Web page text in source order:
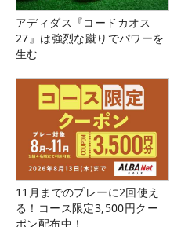
アディダス『コードカオス
27』は強烈な蹴りでパワーを
生む
11月までのプレーに2回使え
る！コース限定3,500円クー
ポン配布中！